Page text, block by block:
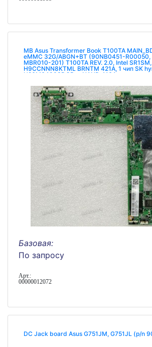
MB Asus Transformer Book T100TA
eMMC 32G/ABGN+BT (90NB0451-
MBR010-201) T100TA REV. 2.0, Intel
H9CCNNN8KTML BRNTM 421A, 1 чип SK
H26M64003DQR e-NAND 416A
Базовая:
По запросу
Арт.:
00000012072
DC Jack board Asus G751JM, G751JL (p/n